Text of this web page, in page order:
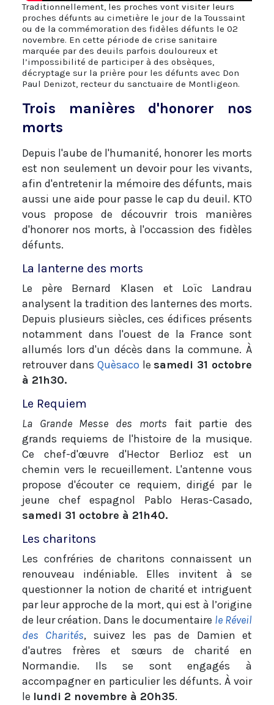
Traditionnellement, les proches vont visiter leurs
proches défunts au cimetière le jour de la Toussaint
ou de la commémoration des fidèles défunts le 02
novembre. En cette période de crise sanitaire
marquée par des deuils parfois douloureux et
l’impossibilité de participer à des obsèques,
décryptage sur la prière pour les défunts avec Don
Paul Denizot, recteur du sanctuaire de Montligeon.
Trois manières d'honorer nos
morts
Depuis l'aube de l'humanité, honorer les morts
est non seulement un devoir pour les vivants,
afin d'entretenir la mémoire des défunts, mais
aussi une aide pour passe le cap du deuil. KTO
vous propose de découvrir trois manières
d'honorer nos morts, à l'occassion des fidèles
défunts.
La lanterne des morts
Le père Bernard Klasen et Loïc Landrau
analysent la tradition des lanternes des morts.
Depuis plusieurs siècles, ces édifices présents
notamment dans l'ouest de la France sont
allumés lors d'un décès dans la commune. À
retrouver dans Quèsaco le samedi 31 octobre
à 21h30.
Le Requiem
La Grande Messe des morts fait partie des
grands requiems de l'histoire de la musique.
Ce chef-d'œuvre d'Hector Berlioz est un
chemin vers le recueillement. L'antenne vous
propose d'écouter ce requiem, dirigé par le
jeune chef espagnol Pablo Heras-Casado,
samedi 31 octobre à 21h40.
Les charitons
Les confréries de charitons connaissent un
renouveau indéniable. Elles invitent à se
questionner la notion de charité et intriguent
par leur approche de la mort, qui est à l’origine
de leur création. Dans le documentaire le Réveil
des Charités, suivez les pas de Damien et
d'autres frères et sœurs de charité en
Normandie. Ils se sont engagés à
accompagner en particulier les défunts. À voir
le lundi 2 novembre à 20h35.